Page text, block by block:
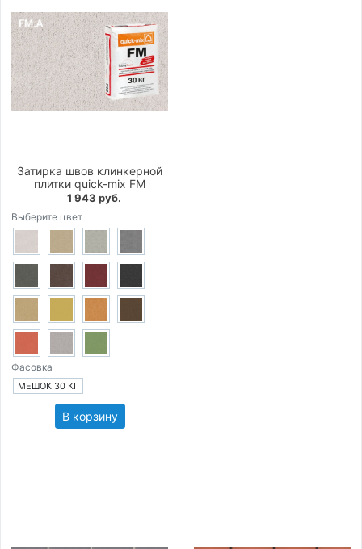
Затирка швов клинкерной
плитки quick-mix FM
1 943 руб.
Выберите цвет
Фасовка
МЕШОК 30 КГ
В корзину